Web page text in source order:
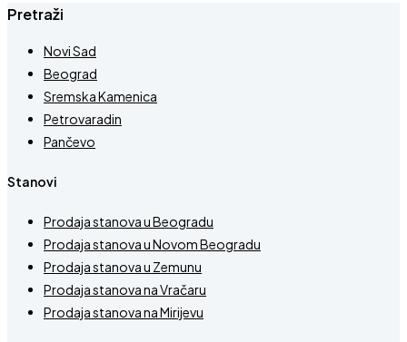
Pretraži
Novi Sad
Beograd
Sremska Kamenica
Petrovaradin
Pančevo
Stanovi
Prodaja stanova u Beogradu
Prodaja stanova u Novom Beogradu
Prodaja stanova u Zemunu
Prodaja stanova na Vračaru
Prodaja stanova na Mirijevu